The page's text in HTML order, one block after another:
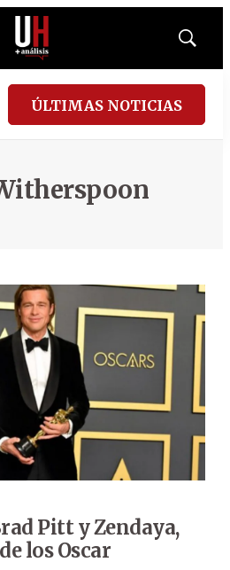
Mostrar
ÚLTIMAS NOTICIAS
Pitt y Zendaya,
los Oscar